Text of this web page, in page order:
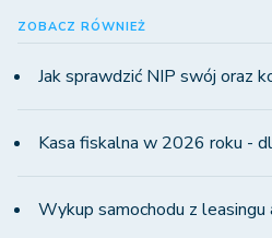
ZOBACZ RÓWNIEŻ
Jak sprawdzić NIP swój oraz
Kasa fiskalna w 2026 roku -
Wykup samochodu z